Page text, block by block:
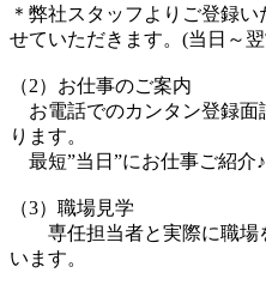
＊弊社スタッフよりご登録
せていただきます。(当日～
（2）お仕事のご案内
お電話でのカンタン登録面
ります。
最短”当日”にお仕事ご紹介♪
（3）職場見学
専任担当者と実際に職場
います。